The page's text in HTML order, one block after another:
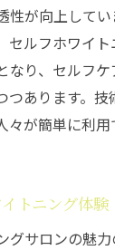
性が向上して
セルフホワイ
なり、セルフ
つあります。
々が簡単に利
トニング体験
グサロンの魅